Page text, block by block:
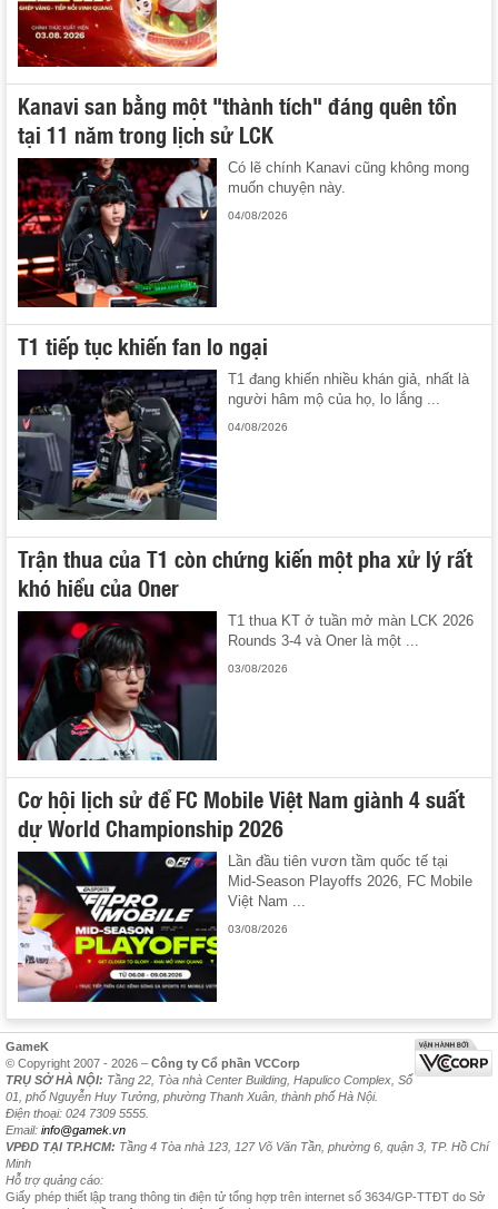
Kanavi san bằng một "thành tích" đáng quên tồn
tại 11 năm trong lịch sử LCK
Có lẽ chính Kanavi cũng không mong
muốn chuyện này.
04/08/2026
T1 tiếp tục khiến fan lo ngại
T1 đang khiến nhiều khán giả, nhất là
người hâm mộ của họ, lo lắng ...
04/08/2026
Trận thua của T1 còn chứng kiến một pha xử lý rất
khó hiểu của Oner
T1 thua KT ở tuần mở màn LCK 2026
Rounds 3-4 và Oner là một ...
03/08/2026
Cơ hội lịch sử để FC Mobile Việt Nam giành 4 suất
dự World Championship 2026
Lần đầu tiên vươn tầm quốc tế tại
Mid-Season Playoffs 2026, FC Mobile
Việt Nam ...
03/08/2026
GameK
© Copyright 2007 - 2026 – Công ty Cổ phần VCCorp
TRỤ SỞ HÀ NỘI: Tầng 22, Tòa nhà Center Building, Hapulico Complex, Số
01, phố Nguyễn Huy Tưởng, phường Thanh Xuân, thành phố Hà Nội.
Điện thoại: 024 7309 5555.
Email: info@gamek.vn
VPĐD TẠI TP.HCM: Tầng 4 Tòa nhà 123, 127 Võ Văn Tần, phường 6, quận 3, TP. Hồ Chí
Minh
Hỗ trợ quảng cáo:
Giấy phép thiết lập trang thông tin điện tử tổng hợp trên internet số 3634/GP-TTĐT do Sở